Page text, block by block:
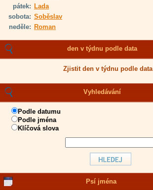
pátek: Lada
sobota: Soběslav
neděle: Roman
den v týdnu podle data
Zjistit den v týdnu podle
Vyhledávání
Podle datumu
Podle jména
Klíčová slova
Psí jména